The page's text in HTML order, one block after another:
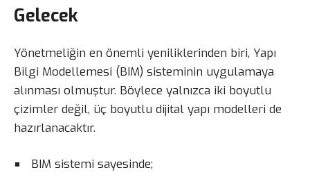
Gelecek
Yönetmeliğin en önemli yeniliklerinden biri, Yapı
Bilgi Modellemesi (BIM) sisteminin uygulamaya
alınması olmuştur. Böylece yalnızca iki boyutlu
çizimler değil, üç boyutlu dijital yapı modelleri de
hazırlanacaktır.
BIM sistemi sayesinde;